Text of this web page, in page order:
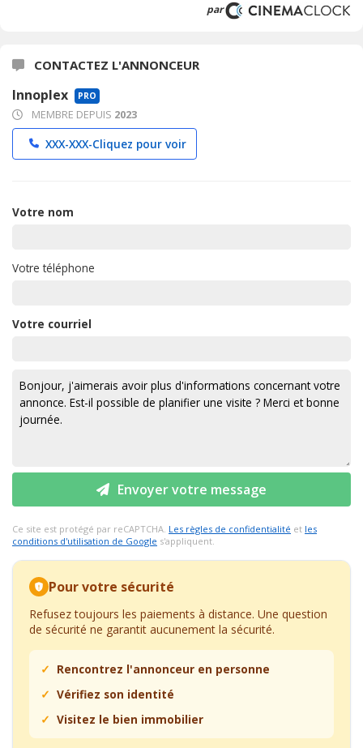
par
CONTACTEZ L'ANNONCEUR
Innoplex PRO
MEMBRE DEPUIS 2023
XXX-XXX-Cliquez pour voir
Votre nom
Votre téléphone
Votre courriel
Envoyer votre message
Ce site est protégé par reCAPTCHA. Les règles de confidentialité et les
conditions d'utilisation de Google s'appliquent.
Pour votre sécurité
Refusez toujours les paiements à distance. Une question
de sécurité ne garantit aucunement la sécurité.
Rencontrez l'annonceur en personne
Vérifiez son identité
Visitez le bien immobilier